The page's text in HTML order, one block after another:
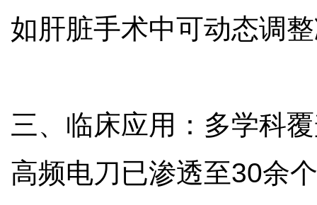
如肝脏手术中可动态调
三、临床应用：多学科
高频电刀已渗透至30余